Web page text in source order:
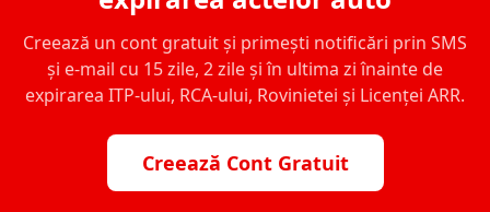
Creează un cont gratuit și primești notificări prin SMS
și e-mail cu 15 zile, 2 zile și în ultima zi înainte de
expirarea ITP-ului, RCA-ului, Rovinietei și Licenței ARR.
Creează Cont Gratuit